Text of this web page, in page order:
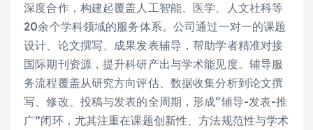
深度合作，构建起覆盖人工智能、医学、人文社科等
20余个学科领域的服务体系。公司通过一对一的课题
设计、论文撰写、成果发表辅导，帮助学者精准对接
国际期刊资源，提升科研产出与学术能见度。辅导服
务流程覆盖从研究方向评估、数据收集分析到论文撰
写、修改、投稿与发表的全周期，形成“辅导-发表-推
广”闭环，尤其注重在课题创新性、方法规范性与学术